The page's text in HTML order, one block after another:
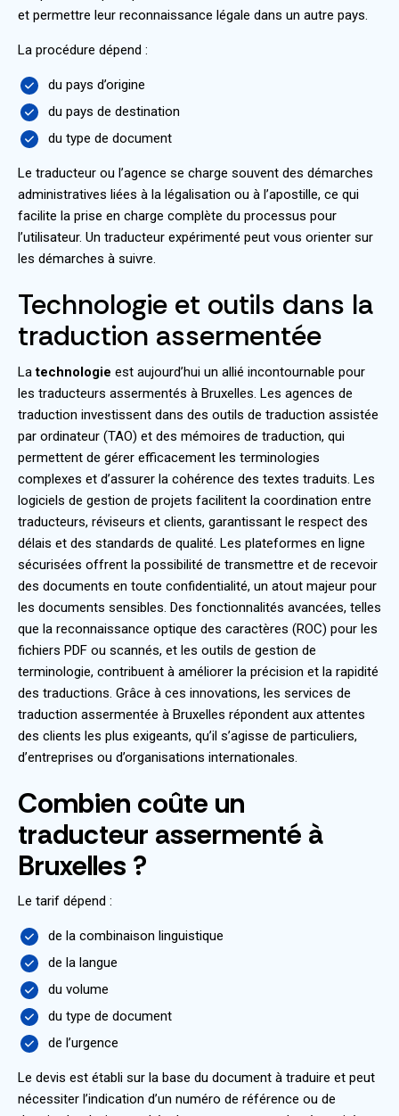
et permettre leur reconnaissance légale dans un autre pays.
La procédure dépend :
du pays d’origine
du pays de destination
du type de document
Le traducteur ou l’agence se charge souvent des démarches
administratives liées à la légalisation ou à l’apostille, ce qui
facilite la prise en charge complète du processus pour
l’utilisateur. Un traducteur expérimenté peut vous orienter sur
les démarches à suivre.
Technologie et outils dans la
traduction assermentée
Latechnologie est aujourd’hui un allié incontournable pour
les traducteurs assermentés à Bruxelles. Les agences de
traduction investissent dans des outils de traduction assistée
par ordinateur (TAO) et des mémoires de traduction, qui
permettent de gérer efficacement les terminologies
complexes et d’assurer la cohérence des textes traduits. Les
logiciels de gestion de projets facilitent la coordination entre
traducteurs, réviseurs et clients, garantissant le respect des
délais et des standards de qualité. Les plateformes en ligne
sécurisées offrent la possibilité de transmettre et de recevoir
des documents en toute confidentialité, un atout majeur pour
les documents sensibles. Des fonctionnalités avancées, telles
que la reconnaissance optique des caractères (ROC) pour les
fichiers PDF ou scannés, et les outils de gestion de
terminologie, contribuent à améliorer la précision et la rapidité
des traductions. Grâce à ces innovations, les services de
traduction assermentée à Bruxelles répondent aux attentes
des clients les plus exigeants, qu’il s’agisse de particuliers,
d’entreprises ou d’organisations internationales.
Combien coûte un
traducteur assermenté à
Bruxelles ?
Le tarif dépend :
de la combinaison linguistique
de la langue
du volume
du type de document
de l’urgence
Le devis est établi sur la base du document à traduire et peut
nécessiter l’indication d’un numéro de référence ou de